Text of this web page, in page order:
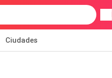
Ciudades